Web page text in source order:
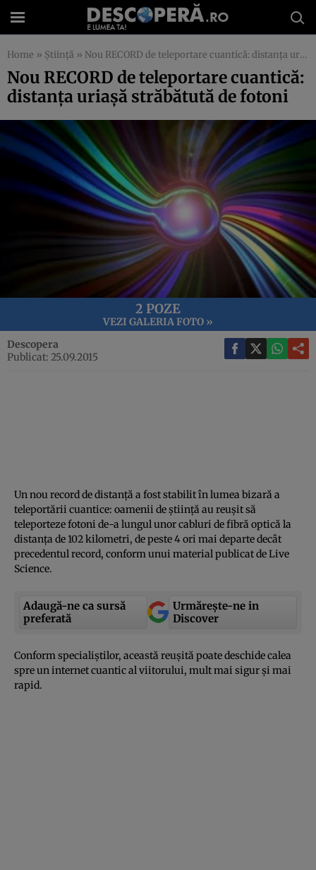
Home » Știință » Nou RECORD de teleportare cuantică: distanţa uriaşă străbătută de fotoni
Nou RECORD de teleportare cuantică:
distanţa uriaşă străbătută de fotoni
2 POZE
VEZI GALERIA FOTO »
Descopera
Publicat: 25.09.2015
Un nou record de distanţă a fost stabilit în lumea bizară a
teleportării cuantice: oamenii de ştiinţă au reuşit să
teleporteze fotoni de-a lungul unor cabluri de fibră optică la
distanţa de 102 kilometri, de peste 4 ori mai departe decât
precedentul record, conform unui material publicat de Live
Science.
Adaugă-ne ca sursă
preferată
Urmărește-ne in
Discover
Conform specialiştilor, această reuşită poate deschide calea
spre un internet cuantic al viitorului, mult mai sigur şi mai
rapid.